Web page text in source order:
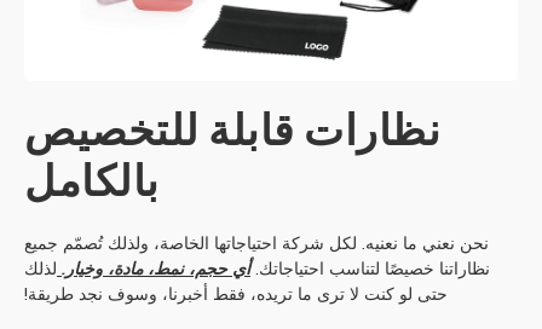
نظارات قابلة للتخصيص
بالكامل
نحن نعني ما نعنيه. لكل شركة احتياجاتها الخاصة، ولذلك تُصمّم جميع
نظاراتنا خصيصًا لتناسب احتياجاتك.أي حجم، نمط، مادة، وخيار. لذلك
حتى لو كنت لا ترى ما تريده، فقط أخبرنا، وسوف نجد طريقة!